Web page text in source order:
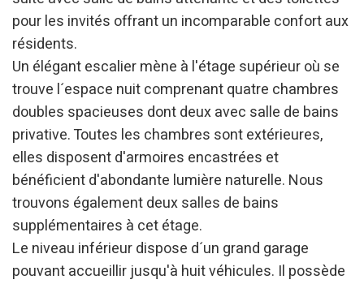
pour les invités offrant un incomparable confort aux
résidents.
Un élégant escalier mène à l'étage supérieur où se
trouve l´espace nuit comprenant quatre chambres
doubles spacieuses dont deux avec salle de bains
privative. Toutes les chambres sont extérieures,
elles disposent d'armoires encastrées et
bénéficient d'abondante lumière naturelle. Nous
trouvons également deux salles de bains
supplémentaires à cet étage.
Le niveau inférieur dispose d´un grand garage
pouvant accueillir jusqu'à huit véhicules. Il possède
Modifier les cookies
Technique et Fonctionnel
Toujours actif
Ce site Web utilise ses propres cookies pour collecter des
informations afin d'améliorer nos services. Si vous
L'utilisateur a la possibilité de configurer son navigateur,
pouvant, s'il le souhaite, empêcher leur installation sur son
disque dur, même s'il doit garder à l'esprit qu'une telle
action peut entraîner des difficultés de navigation sur le
site.
Analyse et Personnalisation
Ils permettent le suivi et l'analyse du comportement des